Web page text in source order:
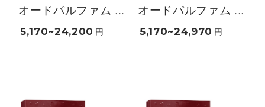
オードパルファム ...
5,170~24,200 円
オードパルファム ...
5,170~24,970 円